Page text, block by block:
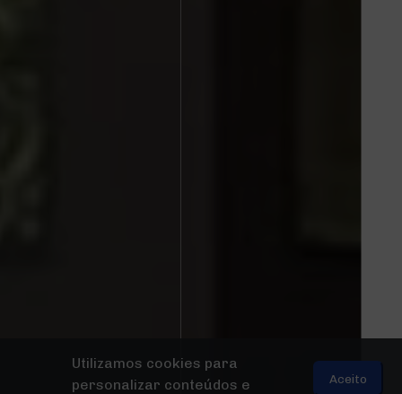
Utilizamos cookies para
personalizar conteúdos e
Aceito